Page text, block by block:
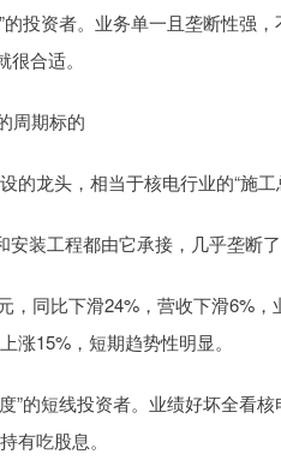
投资者。业务单一且垄断性强
合适。
周期标的
龙头，相当于核电行业的“施工
装工程都由它承接，几乎垄断
，同比下滑24%，营收下滑6%
涨15%，短期趋势性明显。
”的短线投资者。业绩好坏全看
有吃股息。